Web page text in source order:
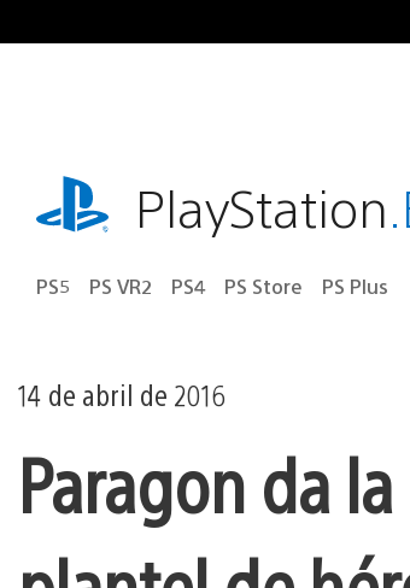
al
playstation.comPlayStation
PS5 PS VR2 PS4 PS Store PS Plus
14 de abril de 2016
Paragon da